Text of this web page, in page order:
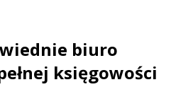
biuro
księgowości